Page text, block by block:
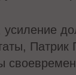
усиление